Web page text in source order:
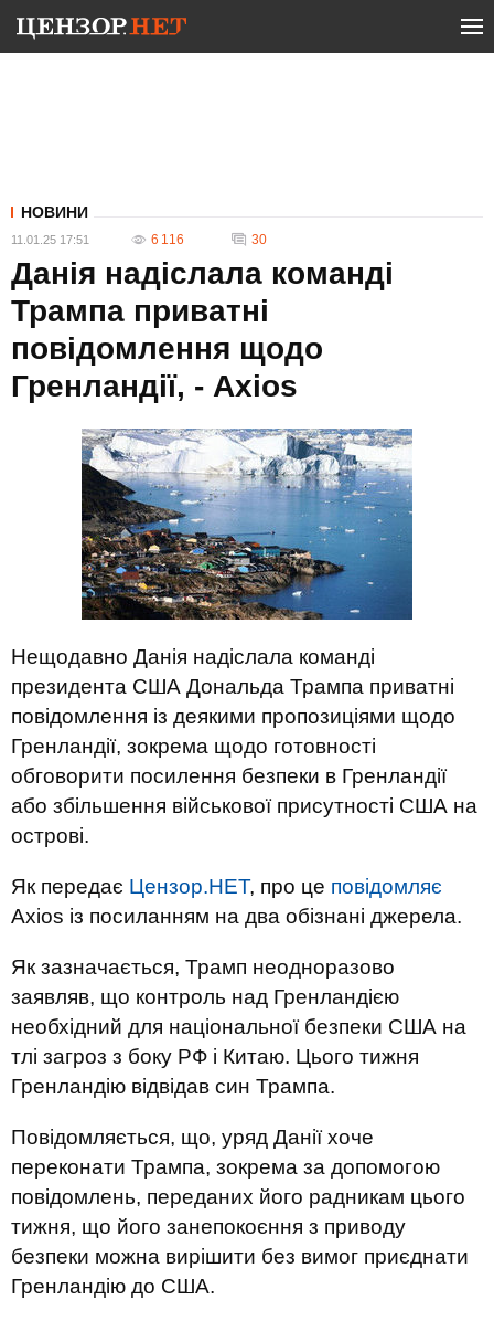
НОВИНИ
11.01.25 17:51 6 116 30
Данія надіслала команді
Трампа приватні
повідомлення щодо
Гренландії, - Axios
Нещодавно Данія надіслала команді
президента США Дональда Трампа приватні
повідомлення із деякими пропозиціями щодо
Гренландії, зокрема щодо готовності
обговорити посилення безпеки в Гренландії
або збільшення військової присутності США на
острові.
Як передає Цензор.НЕТ, про це повідомляє
Axios із посиланням на два обізнані джерела.
Як зазначається, Трамп неодноразово
заявляв, що контроль над Гренландією
необхідний для національної безпеки США на
тлі загроз з боку РФ і Китаю. Цього тижня
Гренландію відвідав син Трампа.
Повідомляється, що, уряд Данії хоче
переконати Трампа, зокрема за допомогою
повідомлень, переданих його радникам цього
тижня, що його занепокоєння з приводу
безпеки можна вирішити без вимог приєднати
Гренландію до США.